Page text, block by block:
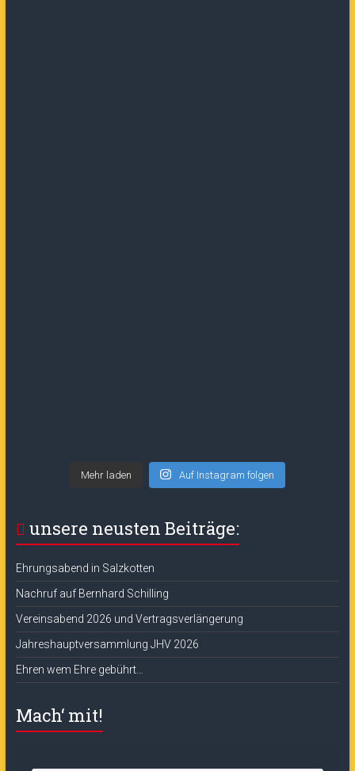
Mehr laden Auf Instagram folgen
unsere neusten Beiträge:
Ehrungsabend in Salzkotten
Nachruf auf Bernhard Schilling
Vereinsabend 2026 und Vertragsverlängerung
Jahreshauptversammlung JHV 2026
Ehren wem Ehre gebührt…
Mach‘ mit!